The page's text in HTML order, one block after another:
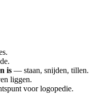
is — staan, snijden, tillen.
liggen.
voor logopedie.